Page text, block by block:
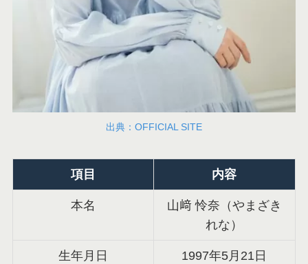
出典：OFFICIAL SITE
項目 内容
本名
山﨑 怜奈（やまざき
れな）
生年月日 1997年5月21日